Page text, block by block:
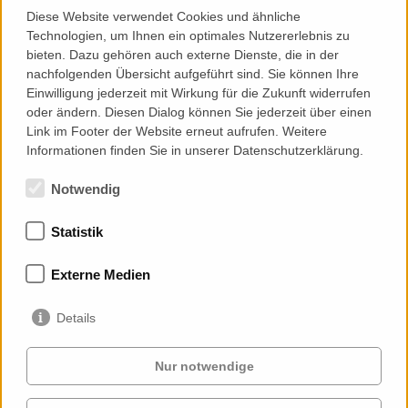
Zum Anzeigen der Karte bitte Externe Medien erlauben.
Was möchten Sie tun?
Datenschutzerklärung von Google LLC
Einmal laden
Einstellungen
Memberships
Diese Website verwendet Cookies und ähnliche
Technologien, um Ihnen ein optimales Nutzererlebnis zu
bieten. Dazu gehören auch externe Dienste, die in der
nachfolgenden Übersicht aufgeführt sind. Sie können Ihre
Einwilligung jederzeit mit Wirkung für die Zukunft widerrufen
oder ändern. Diesen Dialog können Sie jederzeit über einen
Link im Footer der Website erneut aufrufen. Weitere
Informationen finden Sie in unserer Datenschutzerklärung.
Notwendig
Statistik
Externe Medien
Details
Nur notwendige